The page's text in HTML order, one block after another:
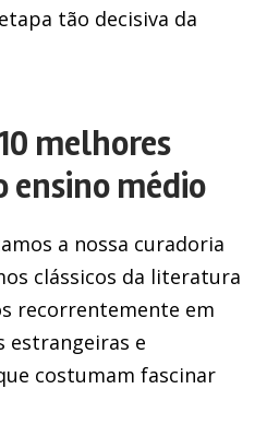
tão decisiva da
melhores
ensino médio
a nossa curadoria
clássicos da literatura
recorrentemente em
estrangeiras e
costumam fascinar